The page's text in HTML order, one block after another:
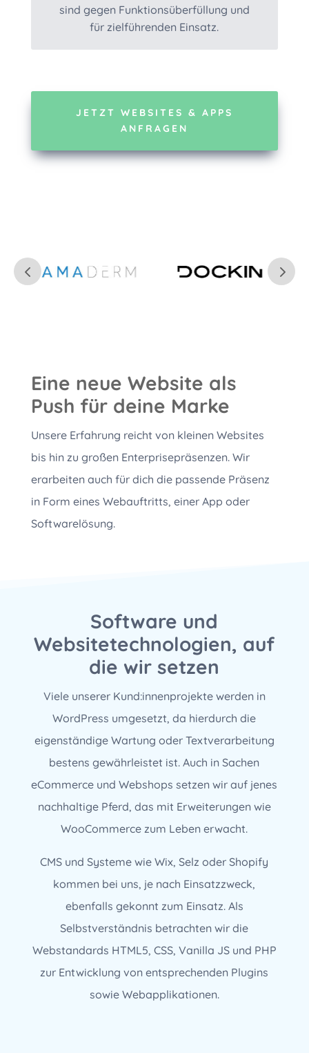
sind gegen Funktionsüberfüllung und
für zielführenden Einsatz.
JETZT WEBSITES & APPS
ANFRAGEN
Eine neue Website als
Push für deine Marke
Unsere Erfahrung reicht von kleinen Websites
bis hin zu großen Enterprisepräsenzen. Wir
erarbeiten auch für dich die passende Präsenz
in Form eines Webauftritts, einer App oder
Softwarelösung.
Software und
Websitetechnologien, auf
die wir setzen
Viele unserer Kund:innenprojekte werden in
WordPress umgesetzt, da hierdurch die
eigenständige Wartung oder Textverarbeitung
bestens gewährleistet ist. Auch in Sachen
eCommerce und Webshops setzen wir auf jenes
nachhaltige Pferd, das mit Erweiterungen wie
WooCommerce zum Leben erwacht.
CMS und Systeme wie Wix, Selz oder Shopify
kommen bei uns, je nach Einsatzzweck,
ebenfalls gekonnt zum Einsatz. Als
Selbstverständnis betrachten wir die
Webstandards HTML5, CSS, Vanilla JS und PHP
zur Entwicklung von entsprechenden Plugins
sowie Webapplikationen.